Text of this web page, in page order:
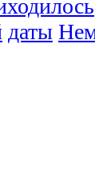
даты